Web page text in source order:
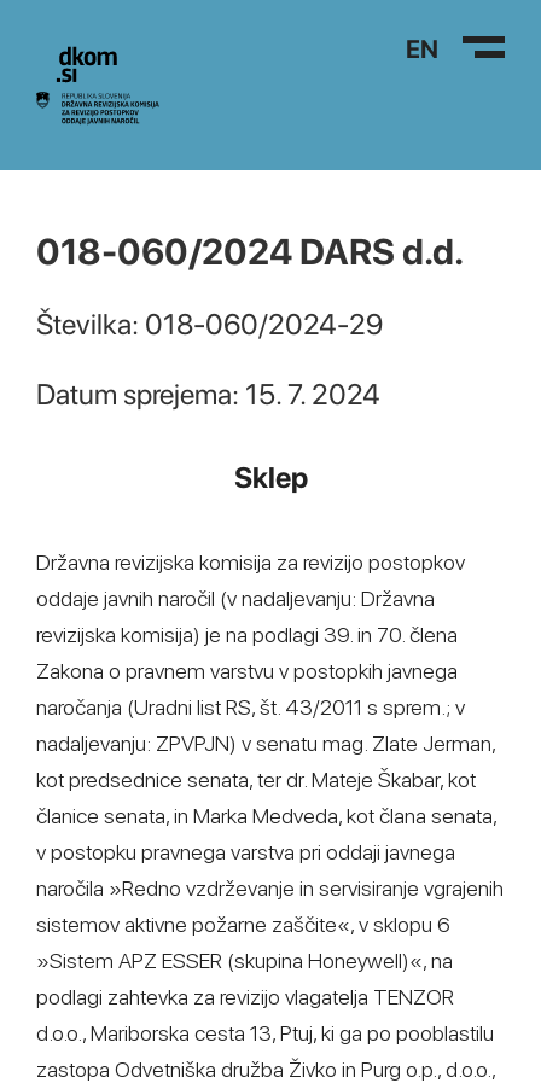
Na vsebino EN
018-060/2024 DARS d.d.
Številka: 018-060/2024-29
Datum sprejema: 15. 7. 2024
Sklep
Državna revizijska komisija za revizijo postopkov
oddaje javnih naročil (v nadaljevanju: Državna
revizijska komisija) je na podlagi 39. in 70. člena
Zakona o pravnem varstvu v postopkih javnega
naročanja (Uradni list RS, št. 43/2011 s sprem.; v
nadaljevanju: ZPVPJN) v senatu mag. Zlate Jerman,
kot predsednice senata, ter dr. Mateje Škabar, kot
članice senata, in Marka Medveda, kot člana senata,
v postopku pravnega varstva pri oddaji javnega
naročila »Redno vzdrževanje in servisiranje vgrajenih
sistemov aktivne požarne zaščite«, v sklopu 6
»Sistem APZ ESSER (skupina Honeywell)«, na
podlagi zahtevka za revizijo vlagatelja TENZOR
d.o.o., Mariborska cesta 13, Ptuj, ki ga po pooblastilu
zastopa Odvetniška družba Živko in Purg o.p., d.o.o.,